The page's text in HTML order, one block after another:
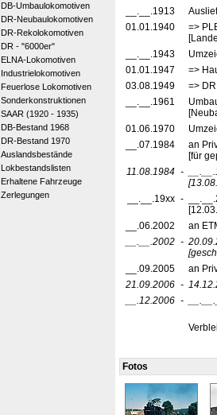
DB-Umbaulokomotiven
DR-Neubaulokomotiven
DR-Rekolokomotiven
DR - "6000er"
ELNA-Lokomotiven
Industrielokomotiven
Feuerlose Lokomotiven
Sonderkonstruktionen
SAAR (1920 - 1935)
DB-Bestand 1968
DR-Bestand 1970
Auslandsbestände
Lokbestandslisten
Erhaltene Fahrzeuge
Zerlegungen
__.__.1913
01.01.1940
=>
__.__.1943
01.01.1947
=>
03.08.1949
=>
__.__.1961
01.06.1970
__.07.1984
an
[für
11.08.1984 -
__.__.19xx -
__.06.2002
an
__.__.2002 -
__.09.2005
an
21.09.2006 -
__.12.2006 -
Fotos